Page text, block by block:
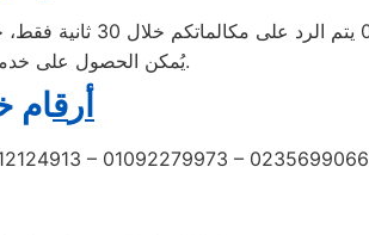
عبر الاتصال
يُمكن الحصول على خدمة دعم عملاء متعددة اللغات تناسب جميع احتياجاتكم.
أر قام
– 01092279973 – 0235699066